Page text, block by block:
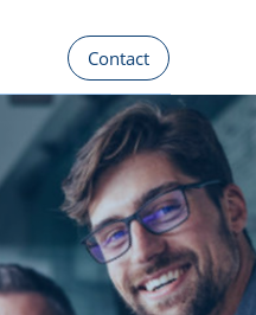
Contact